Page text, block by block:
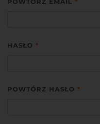
HASŁO *
POWTÓRZ HASŁO *